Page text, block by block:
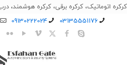
کرکره اتوماتیک، کرکره برقی، کرکره هوشمند،
03135551176
09130222024